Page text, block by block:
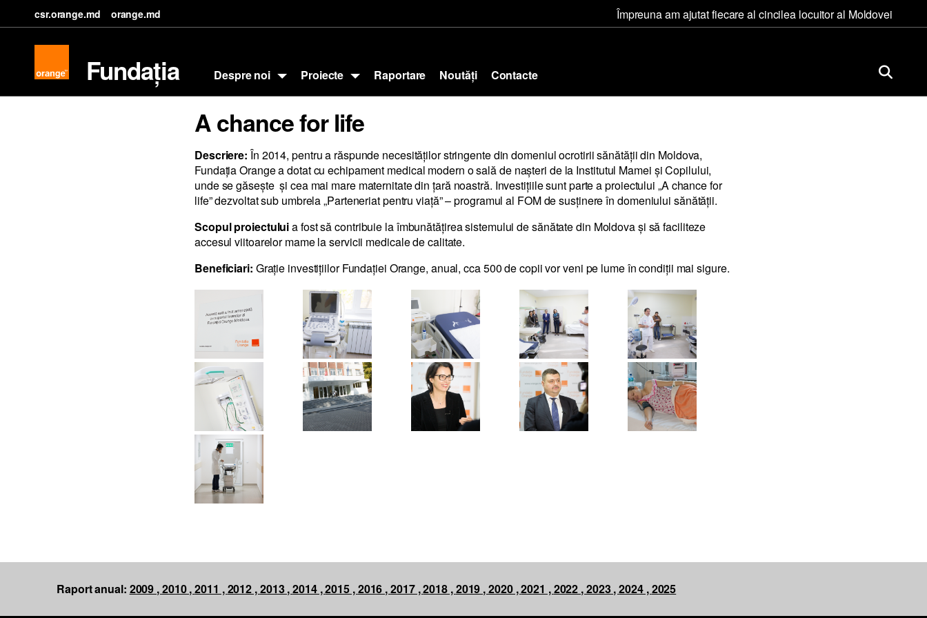
csr.orange.md orange.md Împreuna am ajutat fiecare al cincilea locuitor al Moldovei
Fundația Despre noi Proiecte Raportare Noutăți Contacte
A chance for life
Descriere: În 2014, pentru a răspunde necesităţilor stringente din domeniul ocrotirii sănătăţii din Moldova,
Fundaţia Orange a dotat cu echipament medical modern o sală de naşteri de la Institutul Mamei şi Copilului,
unde se găseşte şi cea mai mare maternitate din ţară noastră. Investiţiile sunt parte a proiectului „A chance for
life” dezvoltat sub umbrela „Parteneriat pentru viaţă” – programul al FOM de susţinere în domeniului sănătăţii.
Scopul proiectuluia fost să contribuie la îmbunătăţirea sistemului de sănătate din Moldova şi să faciliteze
accesul viitoarelor mame la servicii medicale de calitate.
Beneficiari: Graţie investiţiilor Fundaţiei Orange, anual, cca 500 de copii vor veni pe lume în condiţii mai sigure.
Raport anual: 2009 ,2010 ,2011 ,2012 ,2013 ,2014 ,2015 ,2016 ,2017 ,2018 ,2019 ,2020 ,2021 ,2022 ,2023 ,2024 ,2025